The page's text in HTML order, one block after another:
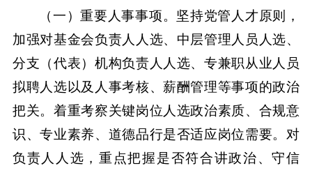
（一）重要人事事项。坚持党管人才原则，
加强对基金会负责人人选、中层管理人员人选、
分支（代表）机构负责人人选、专兼职从业人员
拟聘人选以及人事考核、薪酬管理等事项的政治
把关。着重考察关键岗位人选政治素质、合规意
识、专业素养、道德品行是否适应岗位需要。对
负责人人选，重点把握是否符合讲政治、守信